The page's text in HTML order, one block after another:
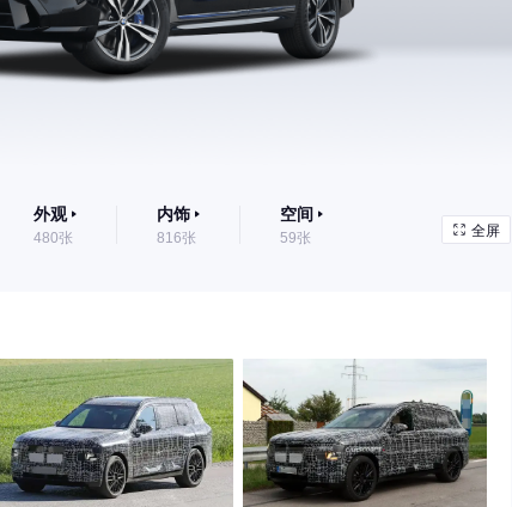
外观
480张
内饰
816张
空间
59张 全屏